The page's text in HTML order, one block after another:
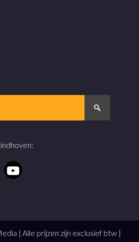
:
| Alle prijzen zijn exclusief btw |